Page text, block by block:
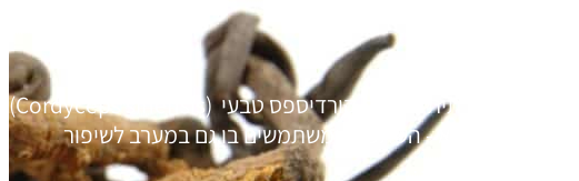
ברפואה המסורתית הסינית קורדיספס טבעי (Cordyceps sinensis)
נחשב תרופת פלא - השתמשו ומשתמשים בו גם במערב לשיפור
מערכות רבות בגוף,…